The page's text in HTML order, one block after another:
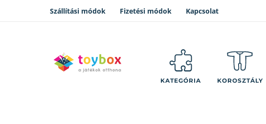
Szállítási módok Fizetési módok Kapcsolat
KATEGÓRIA KOROSZTÁLY